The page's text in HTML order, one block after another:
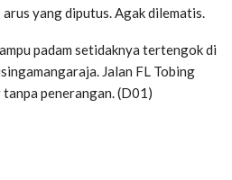
yang diputus. Agak dilematis.
padam setidaknya tertengok di
Jalan FL Tobing
penerangan. (D01)